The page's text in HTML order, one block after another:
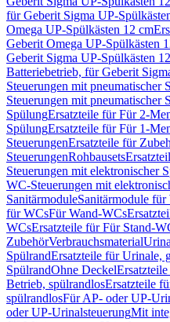
für Geberit Sigma UP-
Omega UP-Spülkästen 12 cm
Geberit Omega UP-Spülkästen
Geberit Sigma UP-Spülkästen
Batteriebetrieb, für Geberit
Steuerungen mit pneumatischer
Steuerungen mit pneumatischer
SpülungErsatzteile für Für 2-
SpülungErsatzteile für Für 1-
SteuerungenErsatzteile für
SteuerungenRohbausets
Steuerungen mit elektronischer
WC-Steuerungen mit
SanitärmoduleSanitärmodule für
für WCsFür Wand-WCs
WCsErsatzteile für Für Stand-
ZubehörVerbrauchsmaterial
SpülrandErsatzteile für Urinale,
SpülrandOhne Deckel
Betrieb, spülrandlosErsatzteile
spülrandlosFür AP- oder UP-
oder UP-UrinalsteuerungMit